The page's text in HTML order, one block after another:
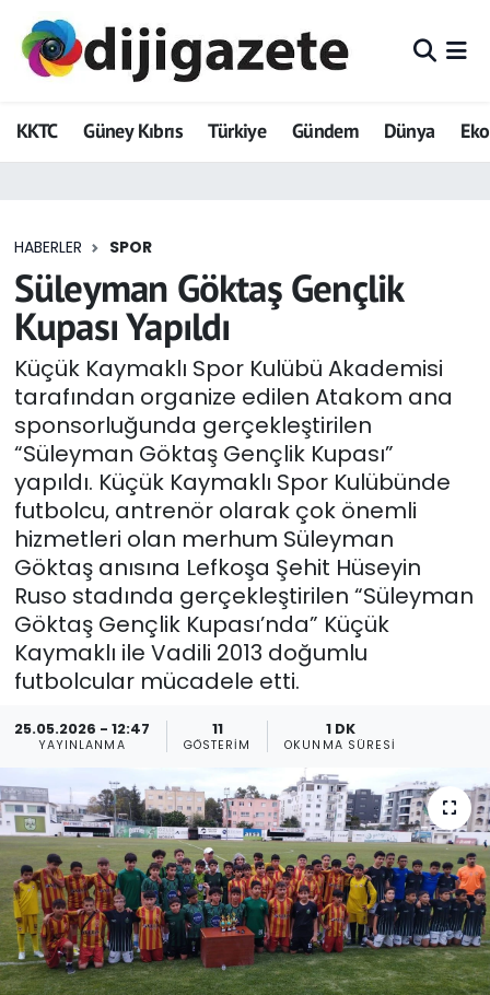
KKTC Güney Kıbrıs Türkiye Gündem Dünya
HABERLER SPOR
Süleyman Göktaş Gençlik
Kupası Yapıldı
Küçük Kaymaklı Spor Kulübü Akademisi
tarafından organize edilen Atakom ana
sponsorluğunda gerçekleştirilen
“Süleyman Göktaş Gençlik Kupası”
yapıldı. Küçük Kaymaklı Spor Kulübünde
futbolcu, antrenör olarak çok önemli
hizmetleri olan merhum Süleyman
Göktaş anısına Lefkoşa Şehit Hüseyin
Ruso stadında gerçekleştirilen “Süleyman
Göktaş Gençlik Kupası’nda” Küçük
Kaymaklı ile Vadili 2013 doğumlu
futbolcular mücadele etti.
25.05.2026 - 12:47
YAYINLANMA
11
GÖSTERIM
1 DK
OKUNMA SÜRESI
ADVERTORIAL
Dijigazete
Eğitim
Ekonomi
Foto Galeri
GEZİ
Güncel
Gündem
KKTC
KKTC YEREL SEÇİM 2018
Kültür Sanat
Magazin
Moda
Nöbetçi Eczaneler
Otomobil Dünyası
Politika
Hava Durumu
Trafik Durumu
Tüm Manşetler
Son Dakika Haberleri
Haber Arşivi